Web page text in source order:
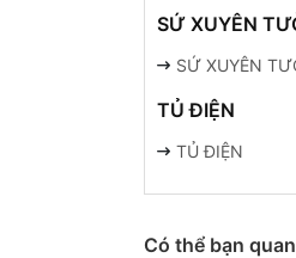
SỨ XUYÊN
SỨ XUYÊN
TỦ ĐIỆN
TỦ ĐIỆN
Có thể bạn